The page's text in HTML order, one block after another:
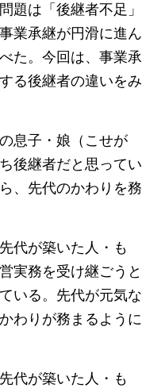
題は「後継者不足」
業承継が円滑に進ん
た。今回は、事業承
る後継者の違いをみ
息子・娘（こせが
後継者だと思ってい
、先代のかわりを務
代が築いた人・も
実務を受け継ごうと
いる。先代が元気な
わりが務まるように
代が築いた人・も